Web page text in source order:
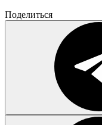
Поделиться